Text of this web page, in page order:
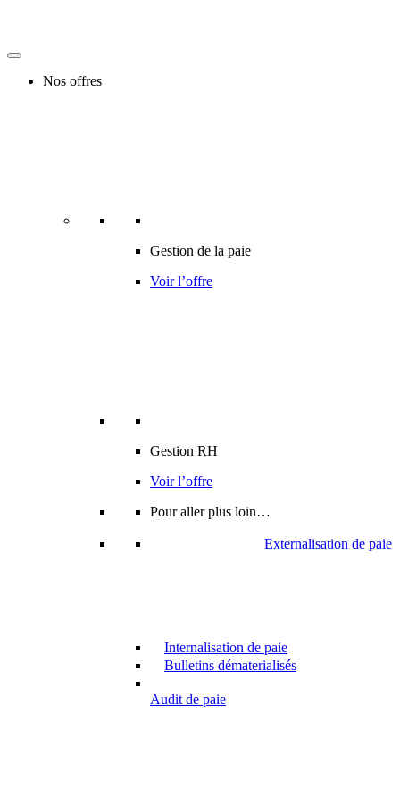
Nos offres
Gestion de la paie
Voir l’offre
Gestion RH
Voir l’offre
Pour aller plus loin…
Externalisation de paie
Internalisation de paie
Bulletins dématerialisés
Audit de paie